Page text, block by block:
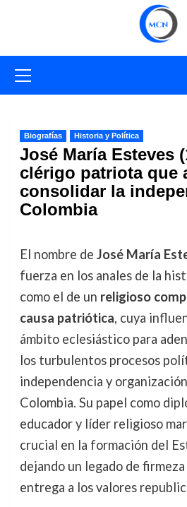
primario
Biografías Historia y Política
José María Esteves
clérigo patriota que
consolidar la
Colombia
El nombre de José María
fuerza en los anales de la
como el de un religioso
causa patriótica, cuya
ámbito eclesiástico para
los turbulentos procesos
independencia y
Colombia. Su papel como
educador y líder religioso
crucial en la formación del
dejando un legado de
entrega a los valores